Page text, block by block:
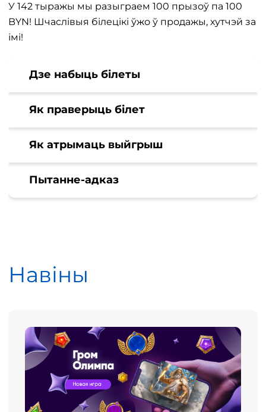
У 142 тыражы мы разыграем 100 прызоў па 100
BYN! Шчаслівыя білецікі ўжо ў продажы, хутчэй за
імі!
Дзе набыць білеты
Як праверыць білет
Як атрымаць выйгрыш
Пытанне-адказ
Навіны